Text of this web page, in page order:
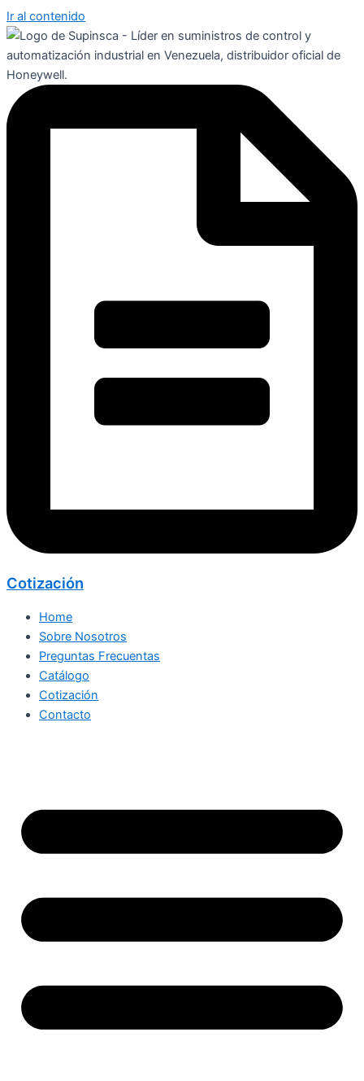
Ir al contenido
Cotización
Home
Sobre Nosotros
Preguntas Frecuentas
Catálogo
Cotización
Contacto